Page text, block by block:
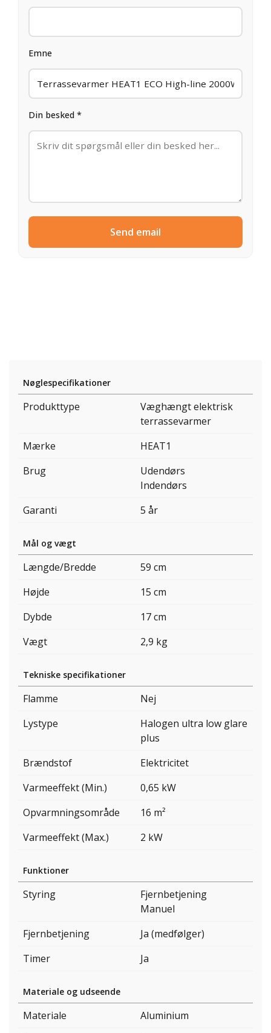
Emne
Din besked *
Send email
Nøglespecifikationer
Produkttype
Væghængt elektrisk
terrassevarmer
Mærke
HEAT1
Brug
Udendørs
Indendørs
Garanti
5 år
Mål og vægt
Længde/Bredde
59 cm
Højde
15 cm
Dybde
17 cm
Vægt
2,9 kg
Tekniske specifikationer
Flamme
Nej
Lystype
Halogen ultra low glare
plus
Brændstof
Elektricitet
Varmeeffekt (Min.)
0,65 kW
Opvarmningsområde
16 m²
Varmeeffekt (Max.)
2 kW
Funktioner
Styring
Fjernbetjening
Manuel
Fjernbetjening
Ja (medfølger)
Timer
Ja
Materiale og udseende
Materiale
Aluminium